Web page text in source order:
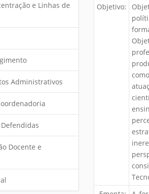
e Linhas de
Administrativos
Docente e
Objetivo: